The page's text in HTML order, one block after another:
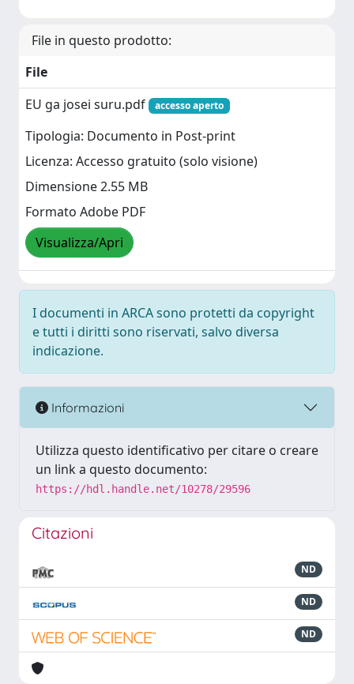
File in questo prodotto:
File
EU ga josei suru.pdf
accesso aperto
Tipologia: Documento in Post-print
Licenza: Accesso gratuito (solo visione)
Dimensione 2.55 MB
Formato Adobe PDF
Visualizza/Apri
I documenti in ARCA sono protetti da copyright
e tutti i diritti sono riservati, salvo diversa
indicazione.
Informazioni
Utilizza questo identificativo per citare o creare
un link a questo documento:
https://hdl.handle.net/10278/29596
Citazioni
ND
ND
ND